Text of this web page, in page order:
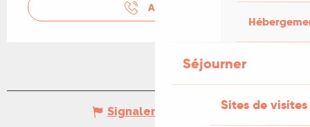
Séjourner
Sites de visites
APPELER
Signaler une erreur